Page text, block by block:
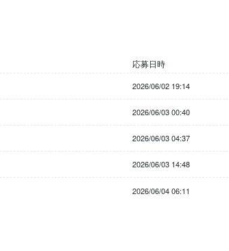
応募日時
2026/06/02 19:14
2026/06/03 00:40
2026/06/03 04:37
2026/06/03 14:48
2026/06/04 06:11